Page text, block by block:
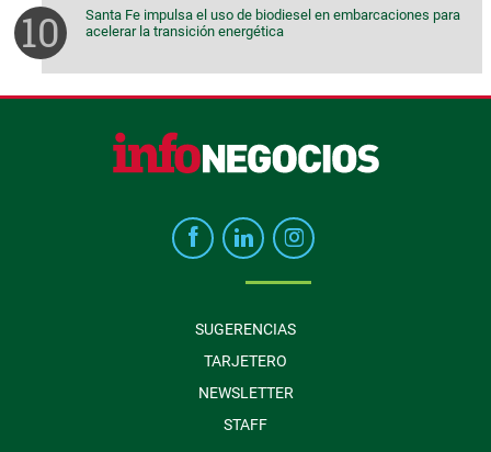
Santa Fe impulsa el uso de biodiesel en embarcaciones para
acelerar la transición energética
SUGERENCIAS
TARJETERO
NEWSLETTER
STAFF